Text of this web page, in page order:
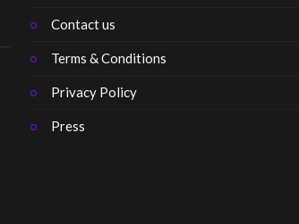
Contact us
Terms & Conditions
Privacy Policy
Press